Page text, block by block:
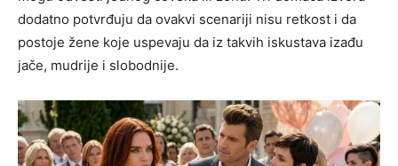
dodatno potvrđuju da ovakvi scenariji nisu retkost i da
postoje žene koje uspevaju da iz takvih iskustava izađu
jače, mudrije i slobodnije.